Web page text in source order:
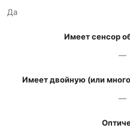
Да
Имеет сенсор
—
Имеет двойную (или
—